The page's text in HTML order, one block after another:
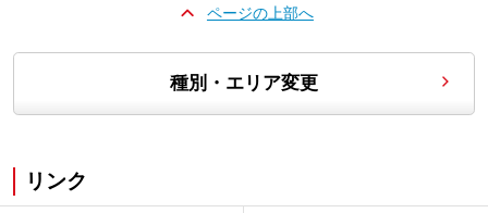
ページの上部へ
種別・エリア変更
リンク